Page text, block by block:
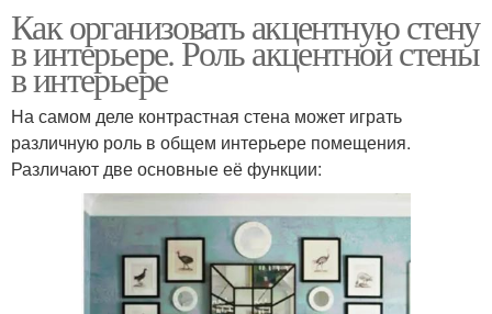
Как организовать акцентную стену
в интерьере. Роль акцентной стены
в интерьере
На самом деле контрастная стена может играть
различную роль в общем интерьере помещения.
Различают две основные её функции: